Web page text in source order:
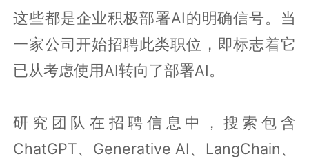
这些都是企业积极部署AI的明确信号。当
一家公司开始招聘此类职位，即标志着它
已从考虑使用AI转向了部署AI。
研究团队在招聘信息中，搜索包含
ChatGPT、Generative AI、LangChain、